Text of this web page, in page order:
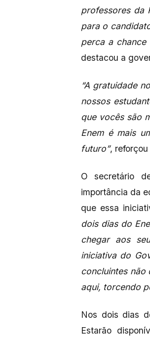
professores da
para o
perca a chance
destacou a
“A gratuidade
nossos
que vocês são
Enem é mais
futuro”,
O secretário
importância da
que essa
dois dias do
chegar aos
iniciativa do
concluintes não
aqui, torcendo
Nos dois dias
Estarão